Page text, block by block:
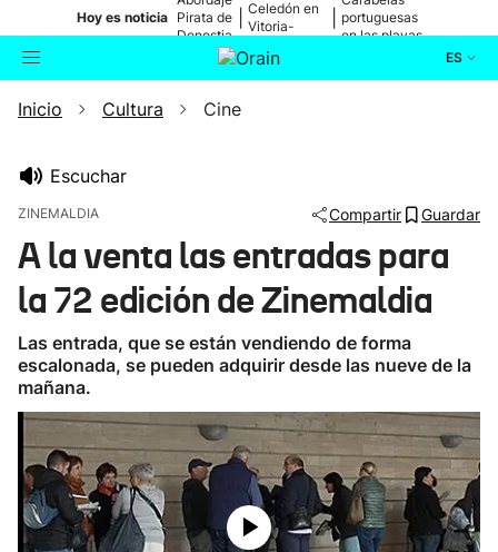
Hoy es noticia Pirata de
Donostia
Celedón en
Vitoria-
portuguesas
en las playas
ES
Buscador Actualidad
Ikusmiran
Eguraldia
Inicio Cultura Cine
Escuchar
ZINEMALDIA Compartir Guardar
A la venta las entradas para
la 72 edición de Zinemaldia
Las entrada, que se están vendiendo de forma
escalonada, se pueden adquirir desde las nueve de la
mañana.